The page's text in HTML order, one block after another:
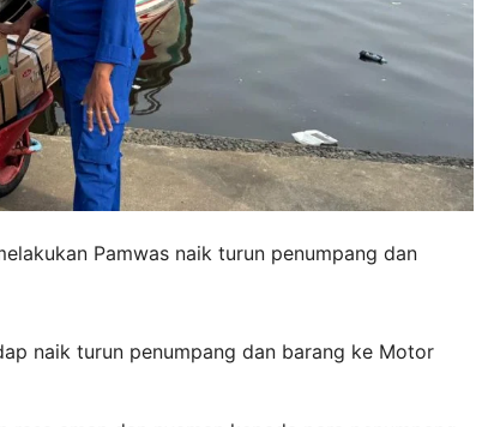
Pamwas naik turun penumpang dan
naik turun penumpang dan barang ke Motor